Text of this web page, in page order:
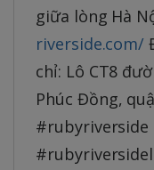
giữa lòng Hà
riverside.com/
chỉ: Lô CT8
Phúc Đồng,